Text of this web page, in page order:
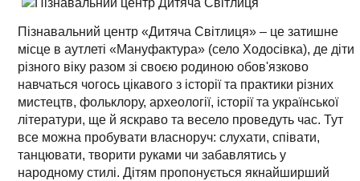
Пізнавальний центр «Дитяча Світлиця» – це затишне
місце в аутлеті «Мануфактура» (село Ходосівка), де діти
різного віку разом зі своєю родиною обов'язково
навчаться чогось цікавого з історії та практики різних
мистецтв, фольклору, археології, історії та української
літератури, ще й яскраво та весело проведуть час. Тут
все можна пробувати власноруч: слухати, співати,
танцювати, творити руками чи забавлятись у
народному стилі. Дітям пропонується якнайширший